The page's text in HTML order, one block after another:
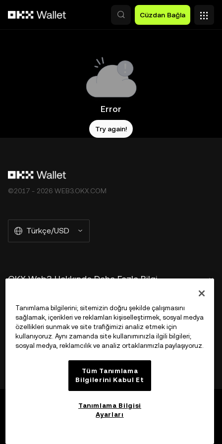
Cüzdan Bağla
Error
Try again!
©2017 - 2026 WEB3.OKX.COM
Türkçe/USD
OKX Web3 Hakkında Daha Fazla Bilgi
Ürün
Destek
Tanımlama bilgilerini; sitemizin doğru şekilde çalışmasını
sağlamak, içerikleri ve reklamları kişiselleştirmek, sosyal medya
özellikleri sunmak ve site trafiğimizi analiz etmek için
kullanıyoruz. Aynı zamanda site kullanımınızla ilgili bilgileri;
sosyal medya, reklamcılık ve analiz ortaklarımızla paylaşıyoruz.
Tüm Tanımlama
Bilgilerini Kabul Et
Tanımlama Bilgisi
Ayarları